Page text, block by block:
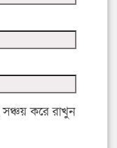
করে রাখুন